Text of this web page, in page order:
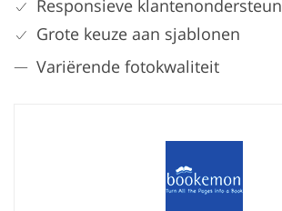
Responsieve
Grote keuze aan sjablonen
Variërende fotokwaliteit